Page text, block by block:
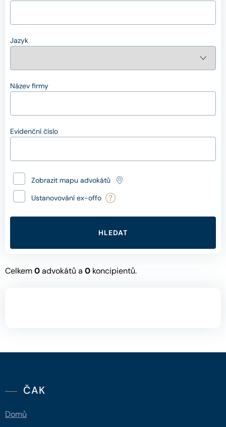
Jazyk
Název firmy
Evidenční číslo
Zobrazit mapu advokátů
Ustanovování ex-offo
HLEDAT
Celkem0advokátů a 0 koncipientů.
ČAK
Domů